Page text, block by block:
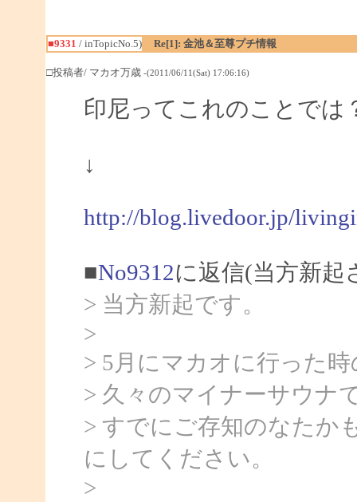
■9331 / inTopicNo.5) Re[1]: 金池＆至尊プチ情報
□投稿者/ マカオ万歳 -(2011/06/11(Sat) 17:06:16)
印尼ってこれのことでは
↓
http://blog.livedoor.jp/
■No9312に返信(当方新起
> 当方新起です。
>
> 5月にマカオに行った
> 久々のマイナーサウナ
> すでにご存知のなたか
にしてください。
>